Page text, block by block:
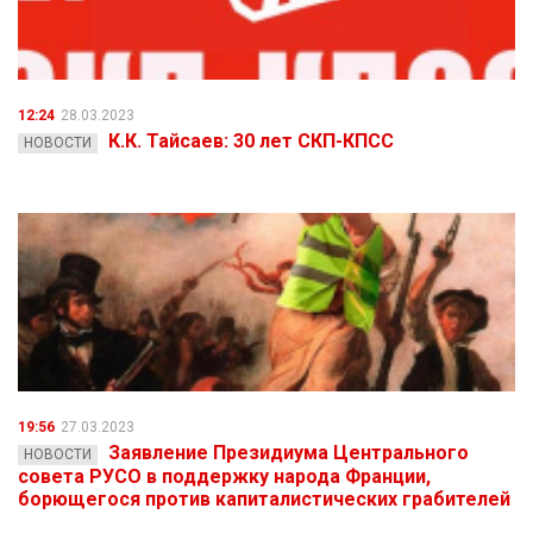
12:24 28.03.2023
НОВОСТИ
К.К. Тайсаев: 30 лет СКП-КПСС
19:56 27.03.2023
НОВОСТИ
Заявление Президиума Центрального
совета РУСО в поддержку народа Франции,
борющегося против капиталистических грабителей